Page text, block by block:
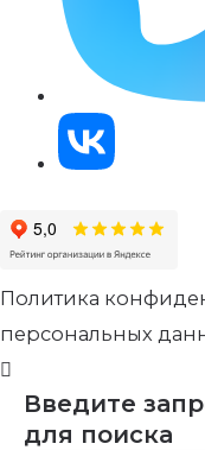
Политика
персональных
Введите
для поиска